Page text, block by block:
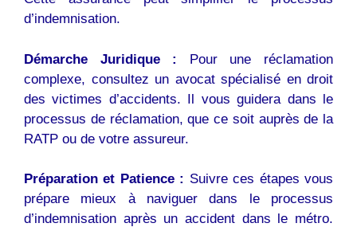
d’indemnisation.
Démarche Juridique :
Pour une réclamation
complexe, consultez un avocat spécialisé en droit
des victimes d’accidents. Il vous guidera dans le
processus de réclamation, que ce soit auprès de la
RATP ou de votre assureur.
Préparation et Patience : Suivre ces étapes vous
prépare mieux à naviguer dans le processus
d’indemnisation après un accident dans le métro.